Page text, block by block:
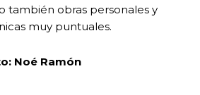
también obras personales y
muy puntuales.
Noé Ramón